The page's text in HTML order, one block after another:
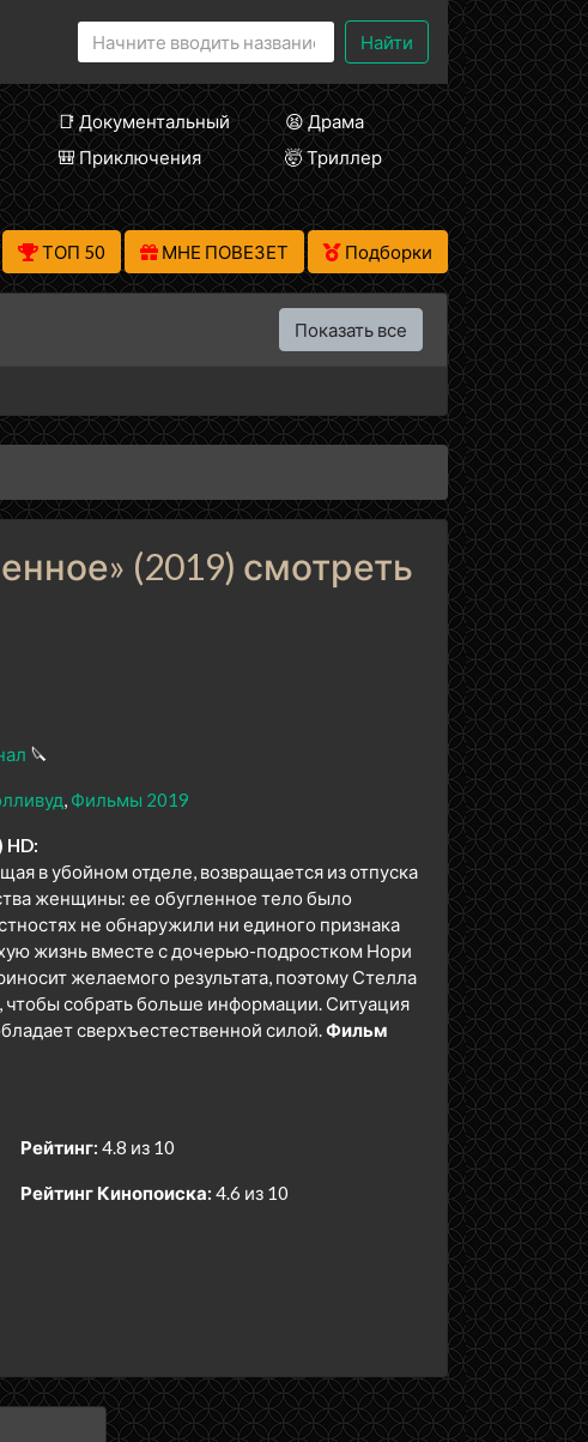
Найти
📑 Документальный
😫 Драма
🎒 Приключения
🤯 Триллер
ТОП 50 МНЕ ПОВЕЗЕТ Подборки
Показать все
(2019) смотреть
🔪
Фильмы 2019
HD:
в убойном отделе, возвращается из отпуска
женщины: ее обугленное тело было
не обнаружили ни единого признака
жизнь вместе с дочерью-подростком Нори
желаемого результата, поэтому Стелла
собрать больше информации. Ситуация
сверхъестественной силой.Фильм
Рейтинг: 4.8 из 10
Рейтинг Кинопоиска: 4.6 из 10